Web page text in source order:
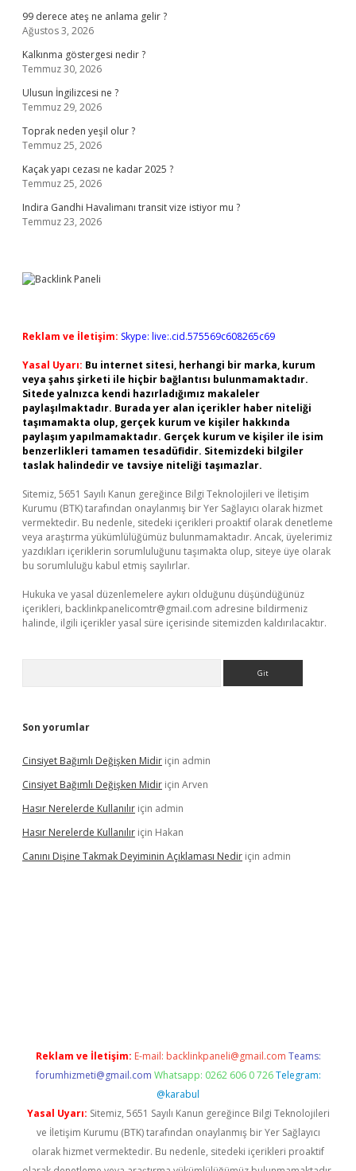
99 derece ateş ne anlama gelir ?
Ağustos 3, 2026
Kalkınma göstergesi nedir ?
Temmuz 30, 2026
Ulusun İngilizcesi ne ?
Temmuz 29, 2026
Toprak neden yeşil olur ?
Temmuz 25, 2026
Kaçak yapı cezası ne kadar 2025 ?
Temmuz 25, 2026
Indira Gandhi Havalimanı transit vize istiyor mu ?
Temmuz 23, 2026
Reklam ve İletişim: Skype: live:.cid.575569c608265c69
Yasal Uyarı: Bu internet sitesi, herhangi bir marka, kurum
veya şahıs şirketi ile hiçbir bağlantısı bulunmamaktadır.
Sitede yalnızca kendi hazırladığımız makaleler
paylaşılmaktadır. Burada yer alan içerikler haber niteliği
taşımamakta olup, gerçek kurum ve kişiler hakkında
paylaşım yapılmamaktadır. Gerçek kurum ve kişiler ile isim
benzerlikleri tamamen tesadüfidir. Sitemizdeki bilgiler
taslak halindedir ve tavsiye niteliği taşımazlar.
Sitemiz, 5651 Sayılı Kanun gereğince Bilgi Teknolojileri ve İletişim
Kurumu (BTK) tarafından onaylanmış bir Yer Sağlayıcı olarak hizmet
vermektedir. Bu nedenle, sitedeki içerikleri proaktif olarak denetleme
veya araştırma yükümlülüğümüz bulunmamaktadır. Ancak, üyelerimiz
yazdıkları içeriklerin sorumluluğunu taşımakta olup, siteye üye olarak
bu sorumluluğu kabul etmiş sayılırlar.
Hukuka ve yasal düzenlemelere aykırı olduğunu düşündüğünüz
içerikleri, backlinkpanelicomtr@gmail.com adresine bildirmeniz
halinde, ilgili içerikler yasal süre içerisinde sitemizden kaldırılacaktır.
Son yorumlar
Cinsiyet Bağımlı Değişken Midir için admin
Cinsiyet Bağımlı Değişken Midir için Arven
Hasır Nerelerde Kullanılır için admin
Hasır Nerelerde Kullanılır için Hakan
Canını Dişine Takmak Deyiminin Açıklaması Nedir için admin
Reklam ve İletişim: E-mail: backlinkpaneli@gmail.com Teams:
forumhizmeti@gmail.com Whatsapp: 0262 606 0 726 Telegram:
@karabul
Yasal Uyarı: Sitemiz, 5651 Sayılı Kanun gereğince Bilgi Teknolojileri
ve İletişim Kurumu (BTK) tarafından onaylanmış bir Yer Sağlayıcı
olarak hizmet vermektedir. Bu nedenle, sitedeki içerikleri proaktif